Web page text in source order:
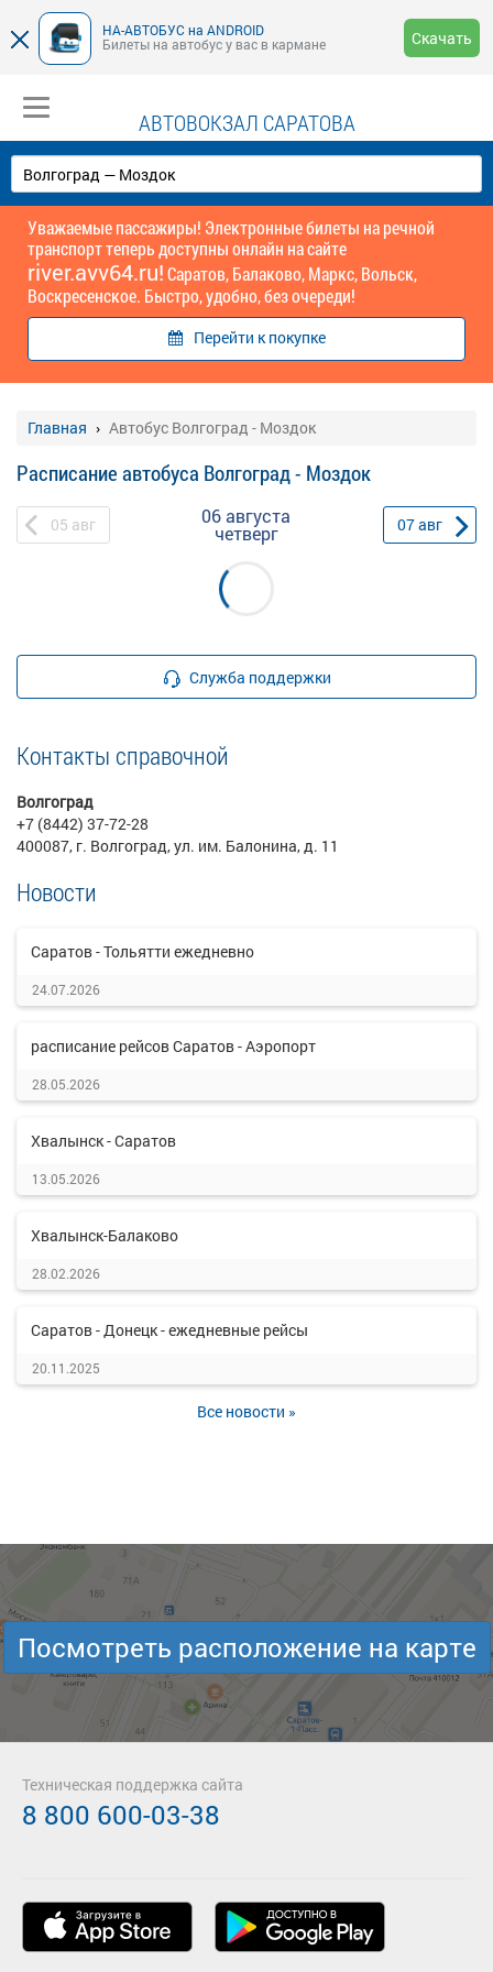
НА-АВТОБУС на ANDROID
Билеты на автобус у вас в кармане
Скачать
АВТОВОКЗАЛ САРАТОВА
Уважаемые пассажиры! Электронные билеты на речной
транспорт теперь доступны онлайн на сайте
river.avv64.ru!Саратов, Балаково, Маркс, Вольск,
Воскресенское. Быстро, удобно, без очереди!
Перейти к покупке
Главная Автобус Волгоград - Моздок
Расписание автобуса Волгоград - Моздок
05 авг 06 августа
четверг 07авг
Служба поддержки
Контакты справочной
Волгоград
+7 (8442) 37-72-28
400087, г. Волгоград, ул. им. Балонина, д. 11
Новости
Саратов - Тольятти ежедневно
24.07.2026
расписание рейсов Саратов - Аэропорт
28.05.2026
Хвалынск - Саратов
13.05.2026
Хвалынск-Балаково
28.02.2026
Саратов - Донецк - ежедневные рейсы
20.11.2025
Все новости »
Посмотреть расположение на карте
Техническая поддержка сайта
8 800 600-03-38